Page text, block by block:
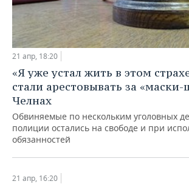
21 апр, 18:20
«Я уже устал жить в этом
стали арестовывать за «маски-
Челнах
Обвиняемые по нескольким уголовных
полиции остались на свободе и при
обязанностей
21 апр, 16:20